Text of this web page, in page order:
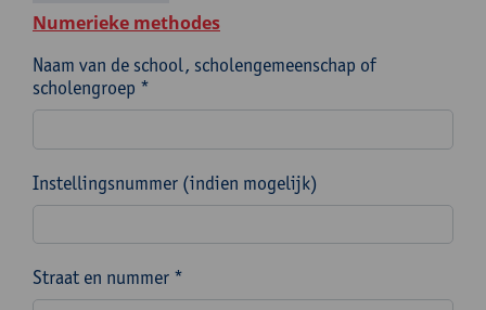
Numerieke methodes
Naam van de school, scholengemeenschap of
scholengroep *
Instellingsnummer (indien mogelijk)
Straat en nummer *